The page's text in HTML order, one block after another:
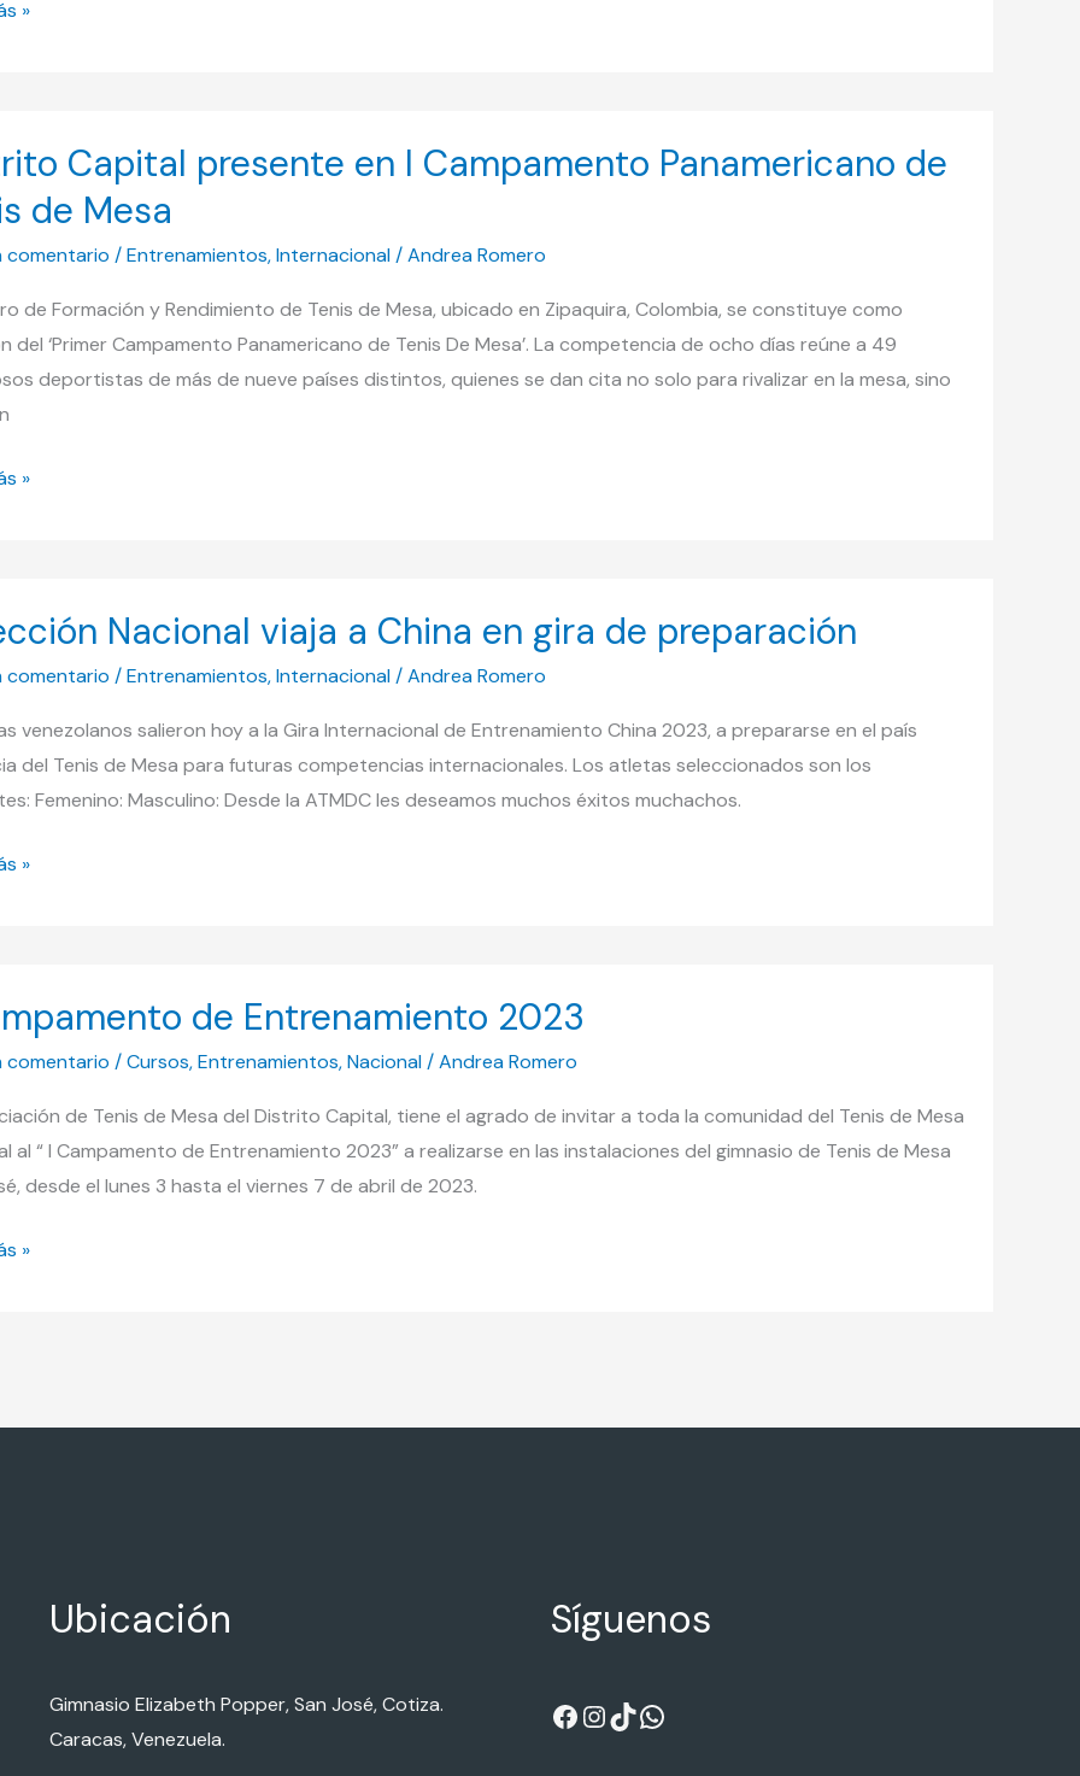
»
Capital presente en I Campamento Panamericano de
de Mesa
comentario /Entrenamientos,Internacional/Andrea Romero
de Formación y Rendimiento de Tenis de Mesa, ubicado en Zipaquira, Colombia, se constituye como
del ‘Primer Campamento Panamericano de Tenis De Mesa’. La competencia de ocho días reúne a 49
deportistas de más de nueve países distintos, quienes se dan cita no solo para rivalizar en la mesa, sino
»
Nacional viaja a China en gira de preparación
comentario /Entrenamientos,Internacional/Andrea Romero
venezolanos salieron hoy a la Gira Internacional de Entrenamiento China 2023, a prepararse en el país
del Tenis de Mesa para futuras competencias internacionales. Los atletas seleccionados son los
Femenino: Masculino: Desde la ATMDC les deseamos muchos éxitos muchachos.
»
de Entrenamiento 2023
comentario /Cursos,Entrenamientos,Nacional/Andrea Romero
de Tenis de Mesa del Distrito Capital, tiene el agrado de invitar a toda la comunidad del Tenis de Mesa
al “ I Campamento de Entrenamiento 2023” a realizarse en las instalaciones del gimnasio de Tenis de Mesa
desde el lunes 3 hasta el viernes 7 de abril de 2023.
»
Ubicación
Gimnasio Elizabeth Popper, San José, Cotiza.
Caracas, Venezuela.
Síguenos